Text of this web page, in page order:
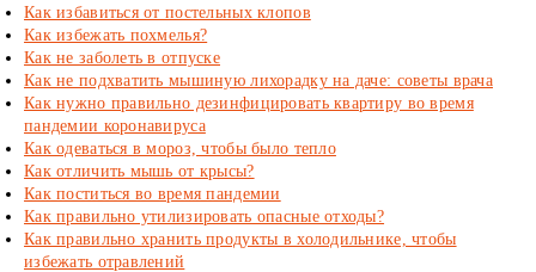
Как избавиться от постельных клопов
Как избежать похмелья?
Как не заболеть в отпуске
Как не подхватить мышиную лихорадку на даче: советы врача
Как нужно правильно дезинфицировать квартиру во время
пандемии коронавируса
Как одеваться в мороз, чтобы было тепло
Как отличить мышь от крысы?
Как поститься во время пандемии
Как правильно утилизировать опасные отходы?
Как правильно хранить продукты в холодильнике, чтобы
избежать отравлений